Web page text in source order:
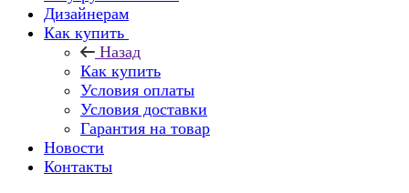
Дизайнерам
Как купить
Назад
Как купить
Условия оплаты
Условия доставки
Гарантия на товар
Новости
Контакты